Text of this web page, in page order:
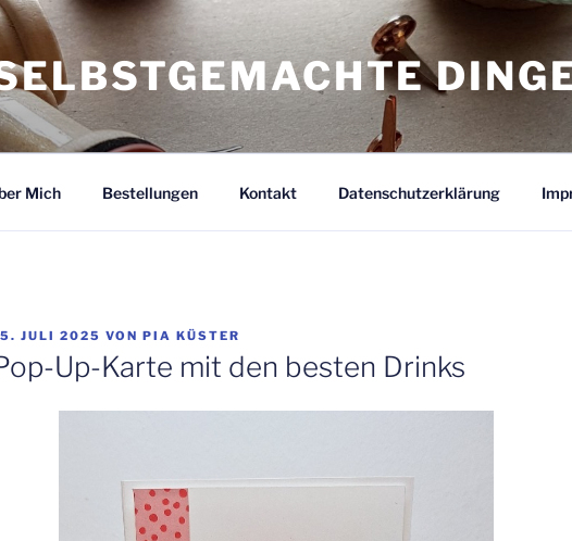
Mich Bestellungen Kontakt Datenschutzerklärung
JULI 2025 VON PIA KÜSTER
Up-Karte mit den besten Drinks